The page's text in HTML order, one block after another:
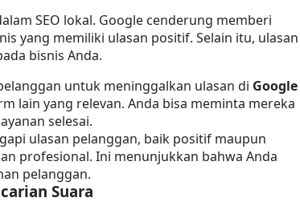
SEO lokal. Google cenderung memberi
yang memiliki ulasan positif. Selain itu, ulasan
bisnis Anda.
untuk meninggalkan ulasan di Google
lain yang relevan. Anda bisa meminta mereka
selesai.
ulasan pelanggan, baik positif maupun
profesional. Ini menunjukkan bahwa Anda
pelanggan.
Suara